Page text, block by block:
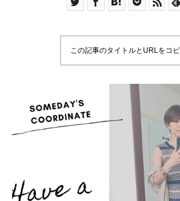
この記事のタイトルとURLをコ